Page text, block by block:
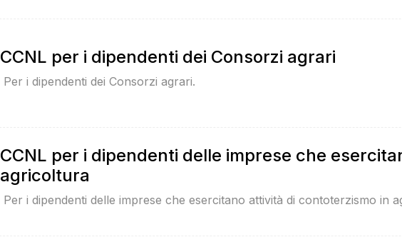
CCNL per i dipendenti dei Consorzi agrari
Per i dipendenti dei Consorzi agrari.
CCNL per i dipendenti delle imprese che
agricoltura
Per i dipendenti delle imprese che esercitano attività di contoterzismo in